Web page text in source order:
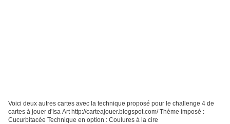
Voici deux autres cartes avec la technique proposé pour le challenge 4 de
cartes à jouer d'Isa Art http://carteajouer.blogspot.com/ Thème imposé :
Cucurbitacée Technique en option : Coulures à la cire